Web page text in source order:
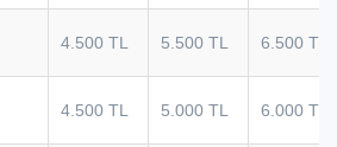
4.500 TL 5.500 TL 6.500 TL
4.500 TL 5.000 TL 6.000 TL